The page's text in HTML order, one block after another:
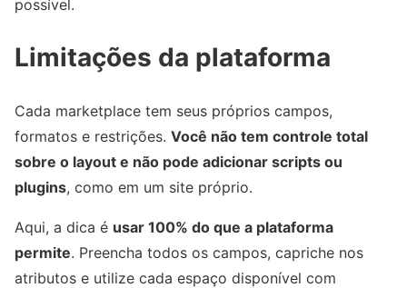
possível.
Limitações da plataforma
Cada marketplace tem seus próprios campos,
formatos e restrições. Você não tem controle total
sobre o layout e não pode adicionar scripts ou
plugins, como em um site próprio.
Aqui, a dica é usar 100% do que a plataforma
permite. Preencha todos os campos, capriche nos
atributos e utilize cada espaço disponível com